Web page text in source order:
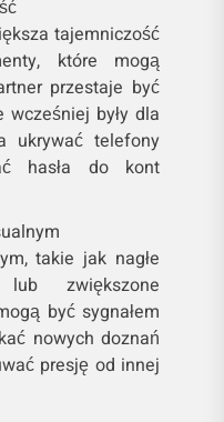
tajemniczość
które mogą
przestaje być
były dla
ukrywać telefony
hasła do kont
takie jak nagłe
zwiększone
być sygnałem
nowych doznań
presję od innej